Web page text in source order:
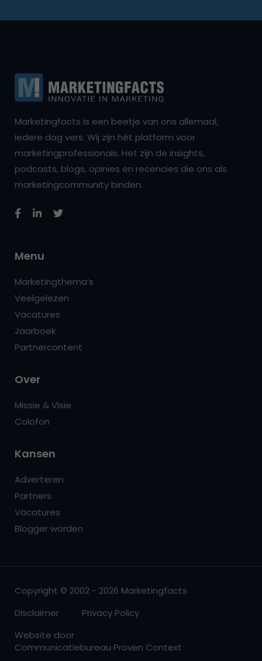
Marketingfacts is een beetje van ons allemaal,
iedere dag vers. Wij zijn hét platform voor
marketingprofessionals. Het zijn de insights,
podcasts, blogs, opinies en recencies die ons als
marketingcommunity binden.
Menu
Marketingthema’s
Veelgelezen
Vacatures
Jaarboek
Partnercontent
Over
Missie & Visie
Colofon
Kansen
Adverteren
Partners
Vacatures
Blogger worden
Copyright © 2002 - 2026 Marketingfacts
Disclaimer
Privacy Policy
Website door
Communicatiebureau Proven Context